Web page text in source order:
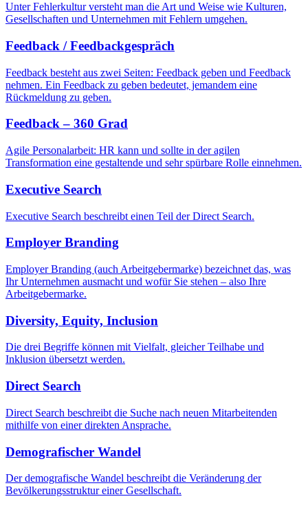
Unter Fehlerkultur versteht man die Art und Weise wie Kulturen,
Gesellschaften und Unternehmen mit Fehlern umgehen.
Feedback / Feedbackgespräch
Feedback besteht aus zwei Seiten: Feedback geben und Feedback
nehmen. Ein Feedback zu geben bedeutet, jemandem eine
Rückmeldung zu geben.
Feedback – 360 Grad
Agile Personalarbeit: HR kann und sollte in der agilen
Transformation eine gestaltende und sehr spürbare Rolle einnehmen.
Executive Search
Executive Search beschreibt einen Teil der Direct Search.
Employer Branding
Employer Branding (auch Arbeitgebermarke) bezeichnet das, was
Ihr Unternehmen ausmacht und wofür Sie stehen – also Ihre
Arbeitgebermarke.
Diversity, Equity, Inclusion
Die drei Begriffe können mit Vielfalt, gleicher Teilhabe und
Inklusion übersetzt werden.
Direct Search
Direct Search beschreibt die Suche nach neuen Mitarbeitenden
mithilfe von einer direkten Ansprache.
Demografischer Wandel
Der demografische Wandel beschreibt die Veränderung der
Bevölkerungsstruktur einer Gesellschaft.